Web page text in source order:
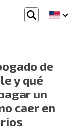
de
y qué
un
caer en